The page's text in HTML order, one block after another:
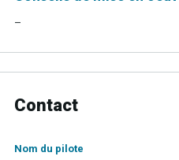
–
Contact
Nom du pilote